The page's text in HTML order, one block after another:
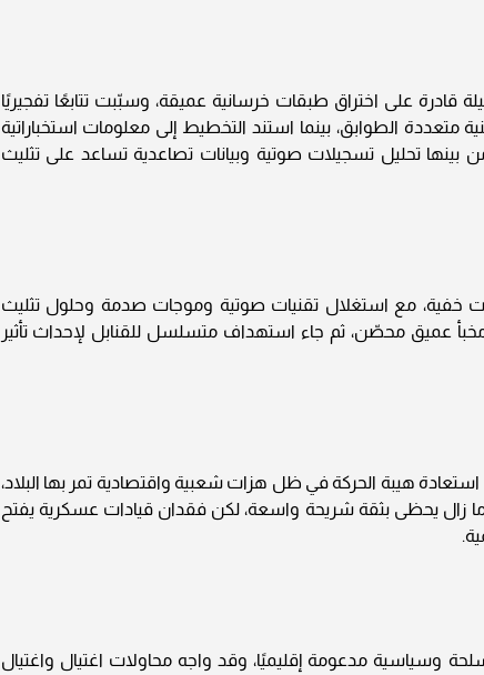
قادرة على اختراق طبقات خرسانية عميقة، وسبّبت تتابعًا تفجيريًا
متعددة الطوابق، بينما استند التخطيط إلى معلومات استخباراتية
تحليل تسجيلات صوتية وبيانات تصاعدية تساعد على تثليث
خفية، مع استغلال تقنيات صوتية وموجات صدمة وحلول تثليث
مخبأ عميق محصّن، ثم جاء استهداف متسلسل للقنابل لإحداث تأثير
هيبة الحركة في ظل هزات شعبية واقتصادية تمر بها البلاد،
زال يحظى بثقة شريحة واسعة، لكن فقدان قيادات عسكرية يفتح
وسياسية مدعومة إقليميًا، وقد واجه محاولات اغتيال واغتيال